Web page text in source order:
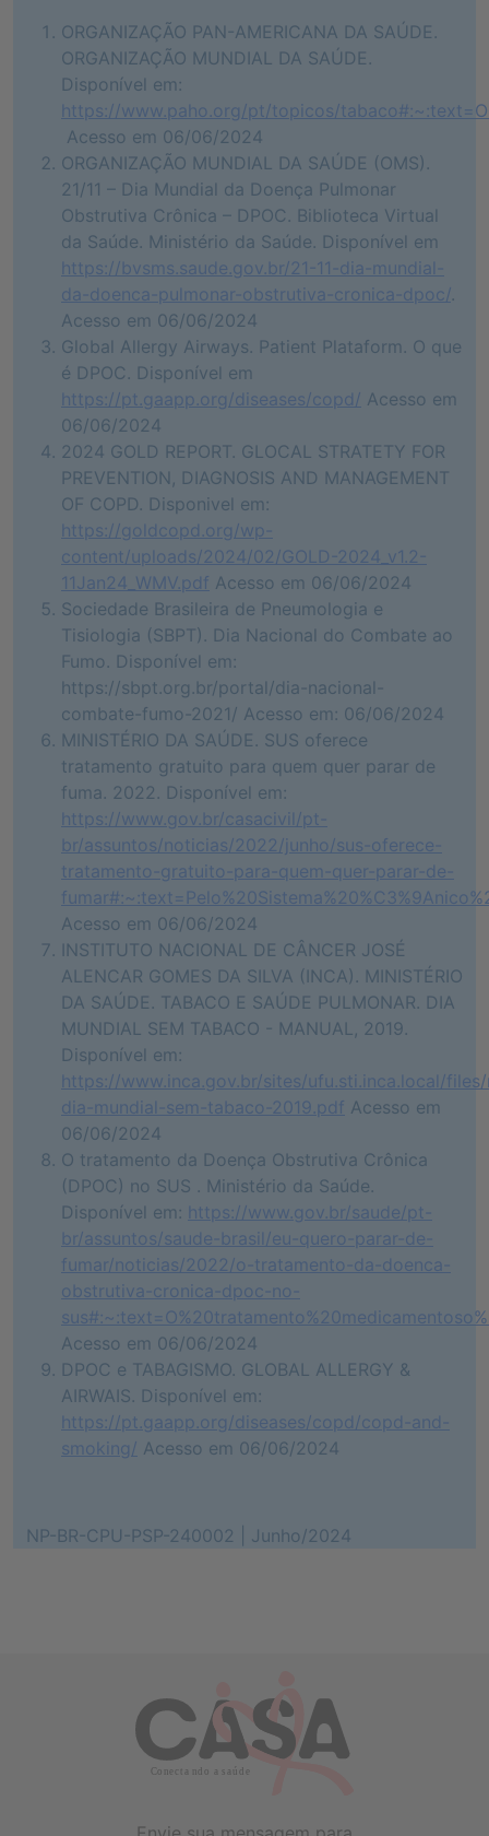
ORGANIZAÇÃO PAN-AMERICANA DA SAÚDE.
ORGANIZAÇÃO MUNDIAL DA SAÚDE.
Disponível em:
https://www.paho.org/pt/topicos/
Acesso em 06/06/2024
ORGANIZAÇÃO MUNDIAL DA SAÚDE (OMS).
21/11 – Dia Mundial da Doença Pulmonar
Obstrutiva Crônica – DPOC. Biblioteca Virtual
da Saúde. Ministério da Saúde. Disponível em
https://bvsms.saude.gov.br/21-11-dia-mundial-
da-doenca-pulmonar-obstrutiva-cronica-dpoc/.
Acesso em 06/06/2024
Global Allergy Airways. Patient Plataform. O que
é DPOC. Disponível em
https://pt.gaapp.org/diseases/copd/ Acesso em
06/06/2024
2024 GOLD REPORT. GLOCAL STRATETY FOR
PREVENTION, DIAGNOSIS AND MANAGEMENT
OF COPD. Disponivel em:
https://goldcopd.org/wp-
content/uploads/2024/02/GOLD-2024_v1.2-
11Jan24_WMV.pdf Acesso em 06/06/2024
Sociedade Brasileira de Pneumologia e
Tisiologia (SBPT). Dia Nacional do Combate ao
Fumo. Disponível em:
https://sbpt.org.br/portal/dia-nacional-
combate-fumo-2021/ Acesso em: 06/06/2024
MINISTÉRIO DA SAÚDE. SUS oferece
tratamento gratuito para quem quer parar de
fuma. 2022. Disponível em:
https://www.gov.br/casacivil/pt-
br/assuntos/noticias/2022/junho/sus-oferece-
tratamento-gratuito-para-quem-quer-parar-de-
Acesso em 06/06/2024
INSTITUTO NACIONAL DE CÂNCER JOSÉ
ALENCAR GOMES DA SILVA (INCA). MINISTÉRIO
DA SAÚDE. TABACO E SAÚDE PULMONAR. DIA
MUNDIAL SEM TABACO - MANUAL, 2019.
Disponível em:
https://www.inca.gov.br/sites/ufu.sti.inca.local/
dia-mundial-sem-tabaco-2019.pdf Acesso em
06/06/2024
O tratamento da Doença Obstrutiva Crônica
(DPOC) no SUS . Ministério da Saúde.
Disponível em: https://www.gov.br/saude/pt-
br/assuntos/saude-brasil/eu-quero-parar-de-
fumar/noticias/2022/o-tratamento-da-doenca-
obstrutiva-cronica-dpoc-no-
Acesso em 06/06/2024
DPOC e TABAGISMO. GLOBAL ALLERGY &
AIRWAIS. Disponível em:
https://pt.gaapp.org/diseases/copd/copd-and-
smoking/ Acesso em 06/06/2024
NP-BR-CPU-PSP-240002 | Junho/2024